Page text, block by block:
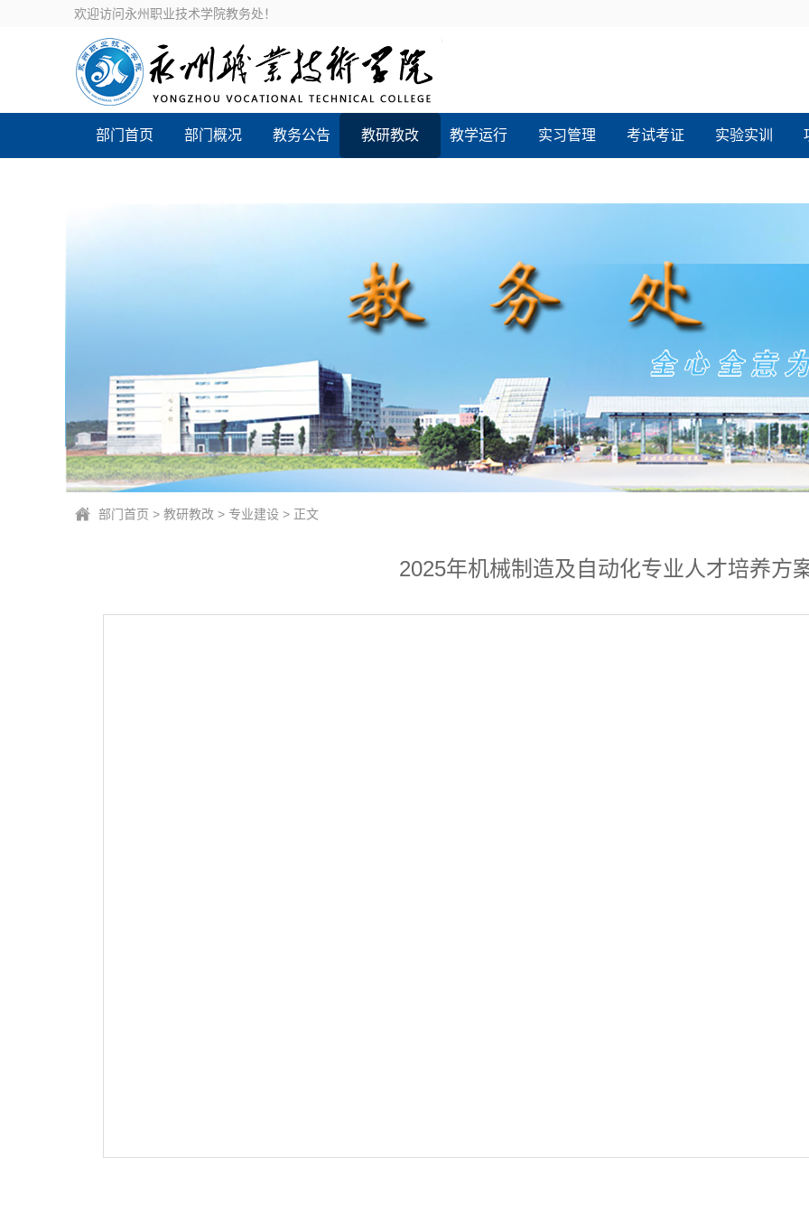
欢迎访问永州职业技术学院教务处！
部门首页 部门概况 教务公告 教研教改 教学运行 实习管理 考试考证 实验实训
部门首页 > 教研教改 > 专业建设 > 正文
2025年机械制造及自动化专业人才培养方